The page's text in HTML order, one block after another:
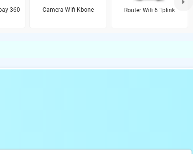
360 Camera Wifi Kbone Router Wifi 6 Tplink